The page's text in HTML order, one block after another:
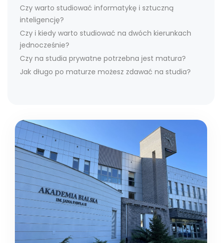
Czy warto studiować informatykę i sztuczną
inteligencję?
Czy i kiedy warto studiować na dwóch kierunkach
jednocześnie?
Czy na studia prywatne potrzebna jest matura?
Jak długo po maturze możesz zdawać na studia?